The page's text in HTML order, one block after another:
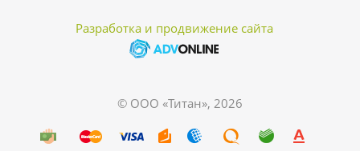
Разработка и продвижение сайта
© ООО «Титан», 2026